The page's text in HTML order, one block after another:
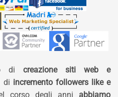
di creazione siti web e
di incremento followers like e
corso degli anni abbiamo